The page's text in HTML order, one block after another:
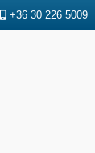
+36 30 226 5009